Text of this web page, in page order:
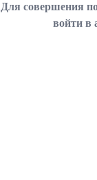
Для совершения
войти в